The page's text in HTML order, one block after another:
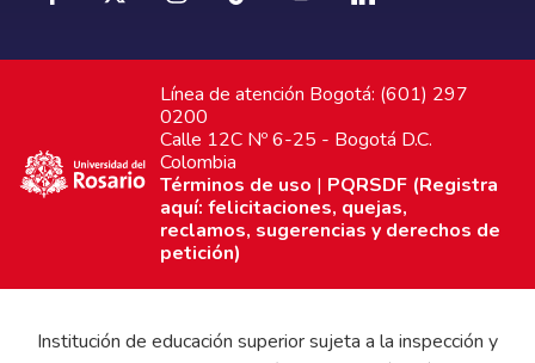
Línea de atención Bogotá: (601) 297
0200
Calle 12C Nº 6-25 - Bogotá D.C.
Colombia
Términos de uso | PQRSDF (Registra
aquí: felicitaciones, quejas,
reclamos, sugerencias y derechos de
petición)
Institución de educación superior sujeta a la inspección y